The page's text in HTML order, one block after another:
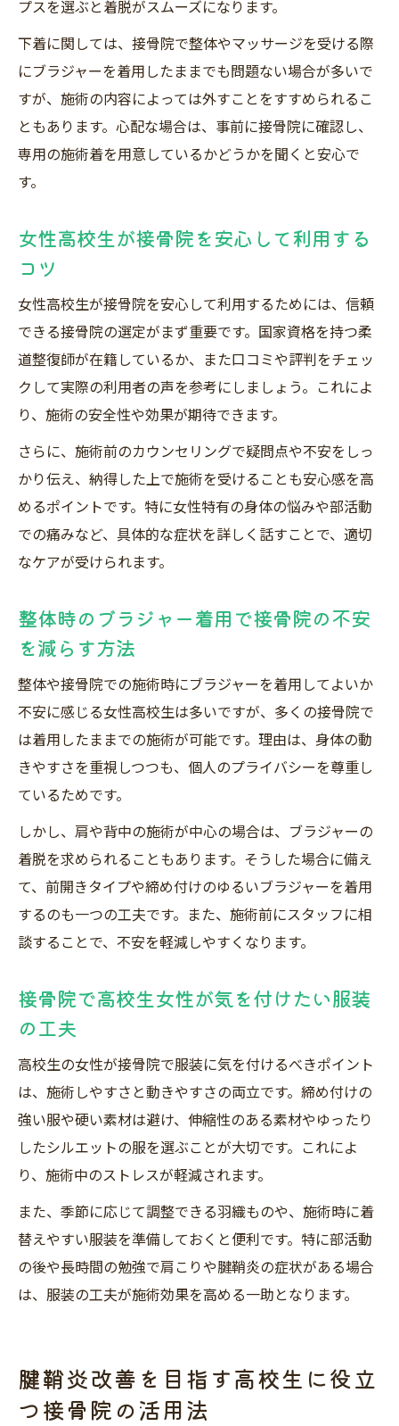
プスを選ぶと着脱がスムーズになります。
下着に関しては、接骨院で整体やマッサージを受ける際
にブラジャーを着用したままでも問題ない場合が多いで
すが、施術の内容によっては外すことをすすめられるこ
ともあります。心配な場合は、事前に接骨院に確認し、
専用の施術着を用意しているかどうかを聞くと安心で
す。
女性高校生が接骨院を安心して利用する
コツ
女性高校生が接骨院を安心して利用するためには、信頼
できる接骨院の選定がまず重要です。国家資格を持つ柔
道整復師が在籍しているか、また口コミや評判をチェッ
クして実際の利用者の声を参考にしましょう。これによ
り、施術の安全性や効果が期待できます。
さらに、施術前のカウンセリングで疑問点や不安をしっ
かり伝え、納得した上で施術を受けることも安心感を高
めるポイントです。特に女性特有の身体の悩みや部活動
での痛みなど、具体的な症状を詳しく話すことで、適切
なケアが受けられます。
整体時のブラジャー着用で接骨院の不安
を減らす方法
整体や接骨院での施術時にブラジャーを着用してよいか
不安に感じる女性高校生は多いですが、多くの接骨院で
は着用したままでの施術が可能です。理由は、身体の動
きやすさを重視しつつも、個人のプライバシーを尊重し
ているためです。
しかし、肩や背中の施術が中心の場合は、ブラジャーの
着脱を求められることもあります。そうした場合に備え
て、前開きタイプや締め付けのゆるいブラジャーを着用
するのも一つの工夫です。また、施術前にスタッフに相
談することで、不安を軽減しやすくなります。
接骨院で高校生女性が気を付けたい服装
の工夫
高校生の女性が接骨院で服装に気を付けるべきポイント
は、施術しやすさと動きやすさの両立です。締め付けの
強い服や硬い素材は避け、伸縮性のある素材やゆったり
したシルエットの服を選ぶことが大切です。これによ
り、施術中のストレスが軽減されます。
また、季節に応じて調整できる羽織ものや、施術時に着
替えやすい服装を準備しておくと便利です。特に部活動
の後や長時間の勉強で肩こりや腱鞘炎の症状がある場合
は、服装の工夫が施術効果を高める一助となります。
腱鞘炎改善を目指す高校生に役立
つ接骨院の活用法